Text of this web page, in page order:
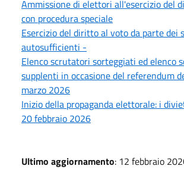
Ammissione di elettori all'esercizio del
con procedura speciale
Esercizio del diritto al voto da parte dei
autosufficienti -
Elenco scrutatori sorteggiati ed elenco
supplenti in occasione del referendum
marzo 2026
Inizio della propaganda elettorale: i
20 febbraio 2026
Ultimo aggiornamento: 12 febbraio